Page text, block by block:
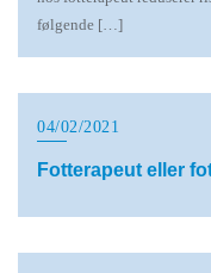
følgende […]
04/02/2021
Fotterapeut eller